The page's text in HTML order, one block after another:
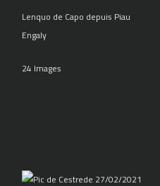
Lenquo de Capo depuis Piau
Engaly
24 Images